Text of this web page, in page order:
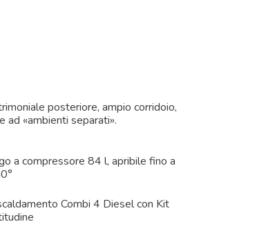
posteriore, ampio corridoio,
«ambienti separati».
a compressore 84 l, apribile fino a
Combi 4 Diesel con Kit